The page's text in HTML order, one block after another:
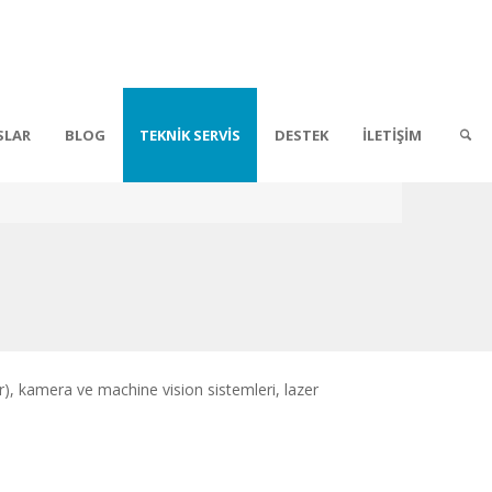
BLOG TEKNİK SERVİS DESTEK İLETİŞİM
kamera ve machine vision sistemleri, lazer